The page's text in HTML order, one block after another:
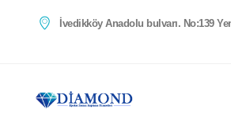
İvedikköy Anadolu bulvarı. No:139